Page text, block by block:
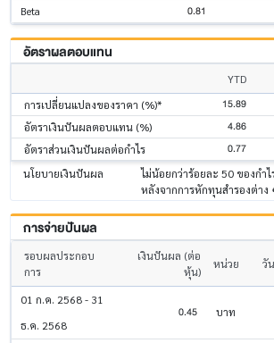
Beta 0.81
อัตราผลตอบแทน
YTD
การเปลี่ยนแปลงของราคา (%)*
15.89
อัตราเงินปันผลตอบแทน (%) 4.86
อัตราส่วนเงินปันผลต่อกำไร 0.77
นโยบายเงินปันผล
ไม่น้อยกว่าร้อยละ 50 ของกำ
หลังจากการหักทุนสำรองต่าง
การจ่ายปันผล
รอบผลประกอบ
การ
เงินปันผล (ต่อ
หุ้น)
หน่วย วั
01 ก.ค. 2568 - 31
ธ.ค. 2568
0.45 บาท